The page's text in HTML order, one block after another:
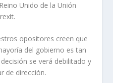
Unido de la Unión
opositores creen que
del gobierno es tan
se verá debilitado y
de dirección.